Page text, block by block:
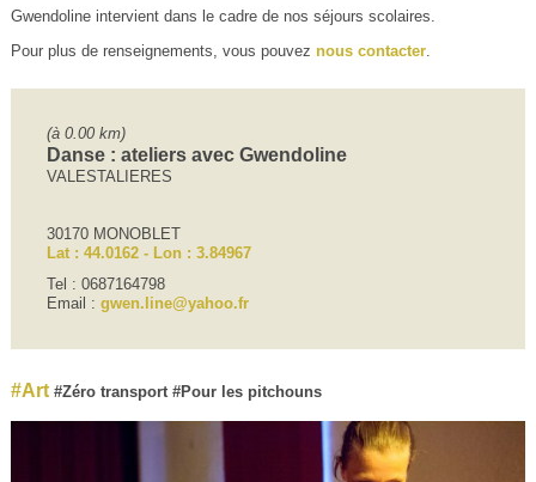
Gwendoline intervient dans le cadre de nos séjours scolaires.
Pour plus de renseignements, vous pouvez nous contacter.
(à 0.00 km)
Danse : ateliers avec Gwendoline
VALESTALIERES
30170 MONOBLET
Lat : 44.0162 - Lon : 3.84967
Tel : 0687164798
Email : gwen.line@yahoo.fr
Art Zéro transport Pour les pitchouns